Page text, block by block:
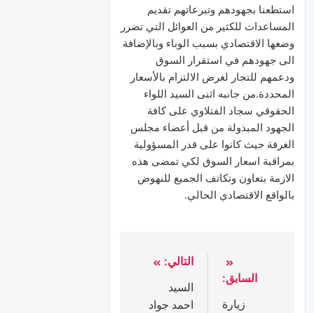
استطعنا بجهودهم وتبرعاتهم تقديم
المساعدات للكثير من العوائل التي تضرر
وضعها الاقتصادي بسبب الوباء وبالإضافة
الى جهودهم في استقرار السوق
ودعمهم للتجار لغرض الالتزام بالأسعار
المحددة.من جانبه اثنى السيد اللواء
الحقوقي سجاد الفتلاوي على كافة
الجهود المبذولة من قبل أعضاء مجلس
الغرفة حيث كانوا على قدر المسؤولية
بمراقبة اسعار السوق لكي تمضى هذه
الازمة بتعاون وتكاتف الجميع للنهوض
بالواقع الاقتصادي الحالي.
السابق:
زيارة
التالي:
السيد
احمد جواد